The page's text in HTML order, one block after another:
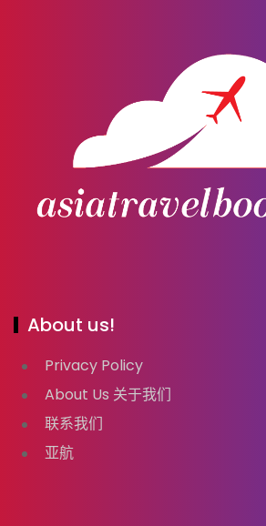
About us!
Privacy Policy
About Us 关于我们
联系我们
亚航